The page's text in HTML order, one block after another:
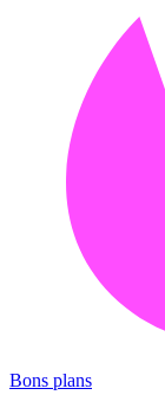
Bons plans